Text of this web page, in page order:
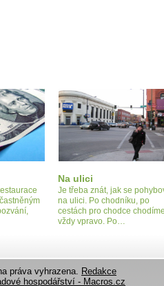
Na ulici
Je třeba znát, jak se
na ulici. Po chodníku, po
cestách pro chodce chodíme
vždy vpravo. Po…
práva vyhrazena. Redakce
hospodářství - Macros.cz